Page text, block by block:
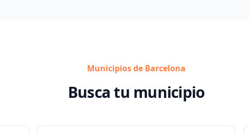
Municipios de Barcelona
Busca tu municipio